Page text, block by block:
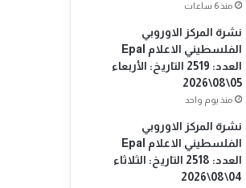
منذ 6 ساعات
نشرة المركز الاوروبي
الفلسطيني الاعلام Epal
العدد: 2519 التاريخ: الأربعاء
05\08\2026
منذ يوم واحد
نشرة المركز الاوروبي
الفلسطيني الاعلام Epal
العدد: 2518 التاريخ: الثلاثاء
04\08\2026